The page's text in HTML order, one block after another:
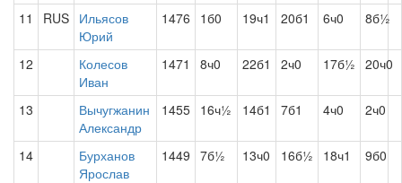
11 RUS Ильясов
Юрий
1476 1б0 19ч1 20б1 6ч0 8б½
12
Колесов
Иван
1471 8ч0 22б1 2ч0 17б½ 20ч0
13
Вычугжанин
Александр
1455 16ч½ 14б1 7б1 4ч0 2ч0
14
Бурханов
Ярослав
1449 7б½ 13ч0 16б½ 18ч1 9б0